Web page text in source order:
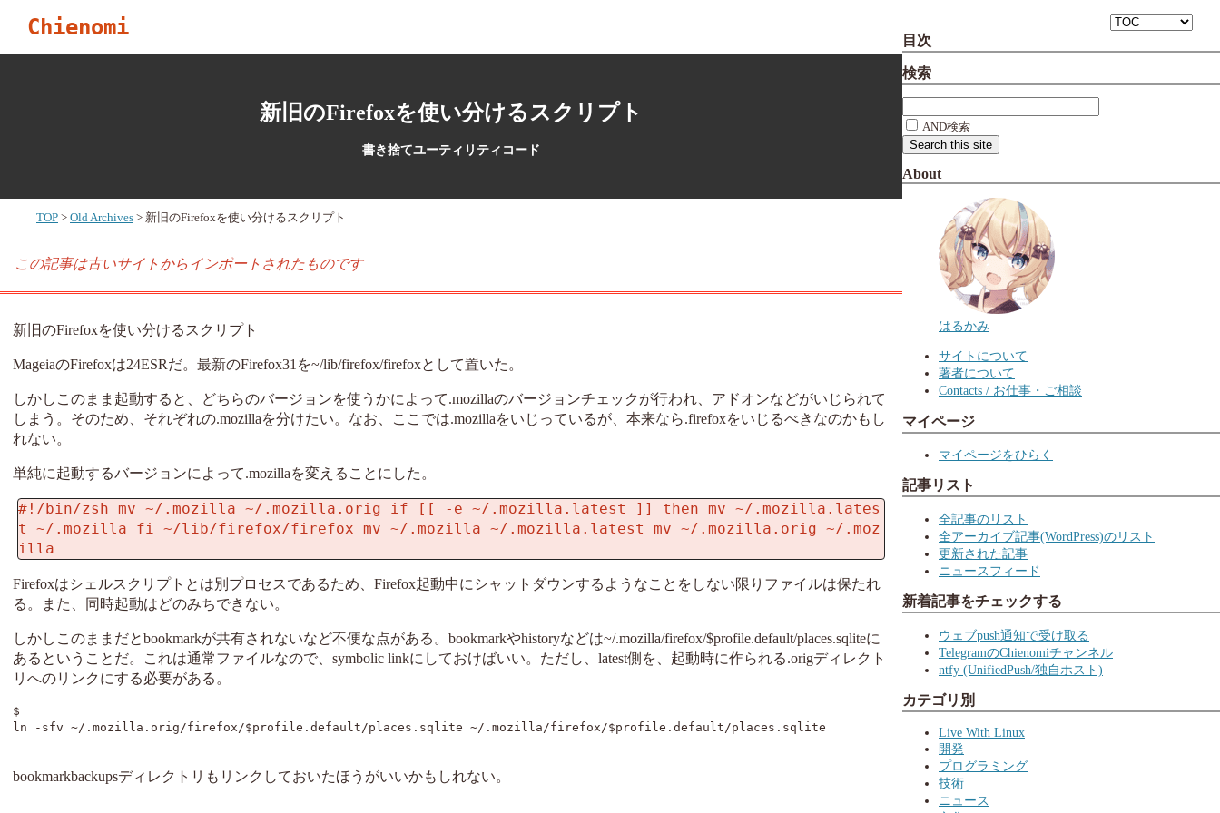
Chienomi
新旧のFirefoxを使い分けるスクリプト
書き捨てユーティリティコード
TOP Old Archives 新旧のFirefoxを使い分けるスクリプト
この記事は古いサイトからインポートされたものです
新旧のFirefoxを使い分けるスクリプト
MageiaのFirefoxは24ESRだ。最新のFirefox31を~/lib/firefox/firefoxとして置いた。
しかしこのまま起動すると、どちらのバージョンを使うかによって.mozillaのバージョンチェックが行われ、アドオンなどがいじられて
しまう。そのため、それぞれの.mozillaを分けたい。なお、ここでは.mozillaをいじっているが、本来なら.firefoxをいじるべきなのかもし
れない。
単純に起動するバージョンによって.mozillaを変えることにした。
#!/bin/zsh mv ~/.mozilla ~/.mozilla.orig if [[ -e ~/.mozilla.latest ]] then mv ~/.mozilla.lates
t ~/.mozilla fi ~/lib/firefox/firefox mv ~/.mozilla ~/.mozilla.latest mv ~/.mozilla.orig ~/.moz
illa
Firefoxはシェルスクリプトとは別プロセスであるため、Firefox起動中にシャットダウンするようなことをしない限りファイルは保たれ
る。また、同時起動はどのみちできない。
しかしこのままだとbookmarkが共有されないなど不便な点がある。bookmarkやhistoryなどは~/.mozilla/firefox/$profile.default/places.sqliteに
あるということだ。これは通常ファイルなので、symbolic linkにしておけばいい。ただし、latest側を、起動時に作られる.origディレクト
リへのリンクにする必要がある。
$
ln -sfv ~/.mozilla.orig/firefox/$profile.default/places.sqlite ~/.mozilla/firefox/$profile.default/places.sqlite
bookmarkbackupsディレクトリもリンクしておいたほうがいいかもしれない。
目次
検索
AND検索
About
はるかみ
サイトについて
著者について
Contacts / お仕事・ご相談
マイページ
マイページをひらく
記事リスト
全記事のリスト
全アーカイブ記事(WordPress)のリスト
更新された記事
ニュースフィード
新着記事をチェックする
ウェブpush通知で受け取る
TelegramのChienomiチャンネル
ntfy (UnifiedPush/独自ホスト)
カテゴリ別
Live With Linux
開発
プログラミング
技術
ニュース